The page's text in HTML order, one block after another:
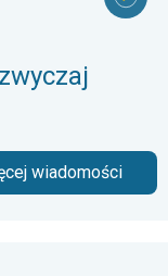
wiadomości